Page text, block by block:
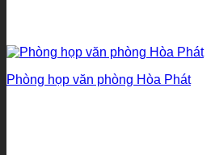
Phòng họp văn phòng Hòa Phát